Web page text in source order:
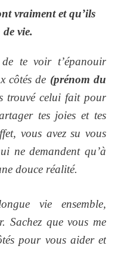
vraiment et qu’ils
vie.
te voir t’épanouir
côtés de (prénom du
trouvé celui fait pour
tes joies et tes
vous avez su vous
ne demandent qu’à
douce réalité.
vie ensemble,
Sachez que vous me
pour vous aider et